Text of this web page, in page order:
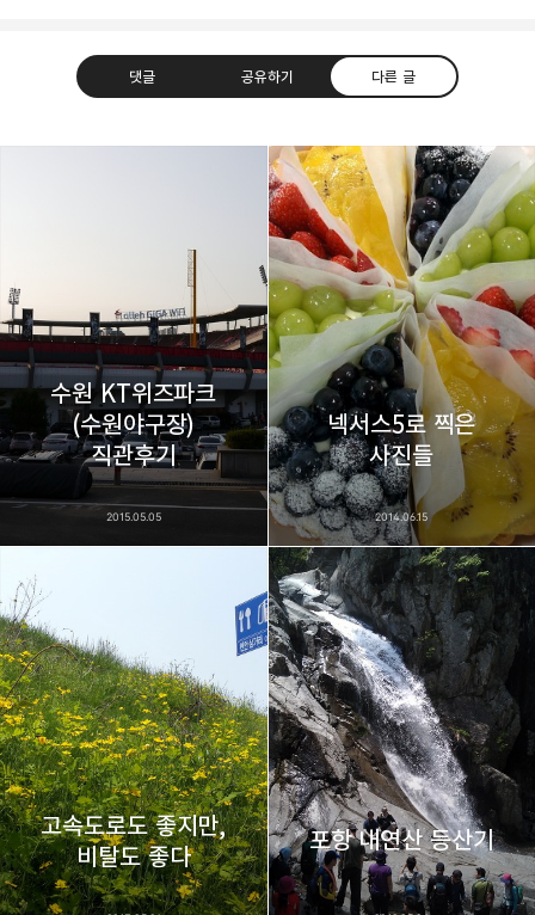
댓글 공유하기 다른 글
bravesjb@gmail.com, South Korea, Since 2004
라인
카카오스토리 밴드 네이버 블로그
수원 KT위즈파크
(수원야구장)
직관후기
2015.05.05
넥서스5로 찍은
사진들
2014.06.15
고속도로도 좋지만,
비탈도 좋다
포항 내연산 등산기